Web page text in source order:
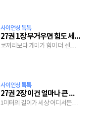
사이언싱 톡톡
27권 1장 무거우면 힘도 세다?
코끼리보다 개미가 힘이 더 센
사이언싱 톡톡
27권 2장 이건 얼마나 큰 걸까?
1미터의 길이가 세상 어디서든